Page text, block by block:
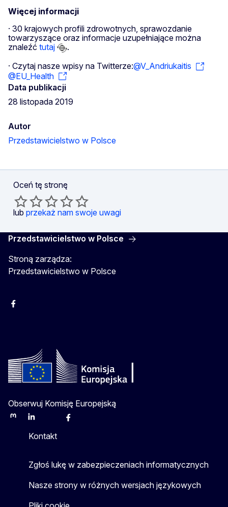
Więcej informacji
· 30 krajowych profili zdrowotnych, sprawozdanie
towarzyszące oraz informacje uzupełniające można
znaleźć tutaj
.
· Czytaj nasze wpisy na Twitterze:@V_Andriukaitis
@EU_Health
Data publikacji
28 listopada 2019
Autor
Przedstawicielstwo w Polsce
Oceń tę stronę
lub przekaż nam swoje uwagi
Przedstawicielstwo w Polsce
Stroną zarządza:
Przedstawicielstwo w Polsce
Facebook
Obserwuj Komisję Europejską
MastodonLinkedInBlueskyFacebook
Kontakt
Zgłoś lukę w zabezpieczeniach informatycznych
Nasze strony w różnych wersjach językowych